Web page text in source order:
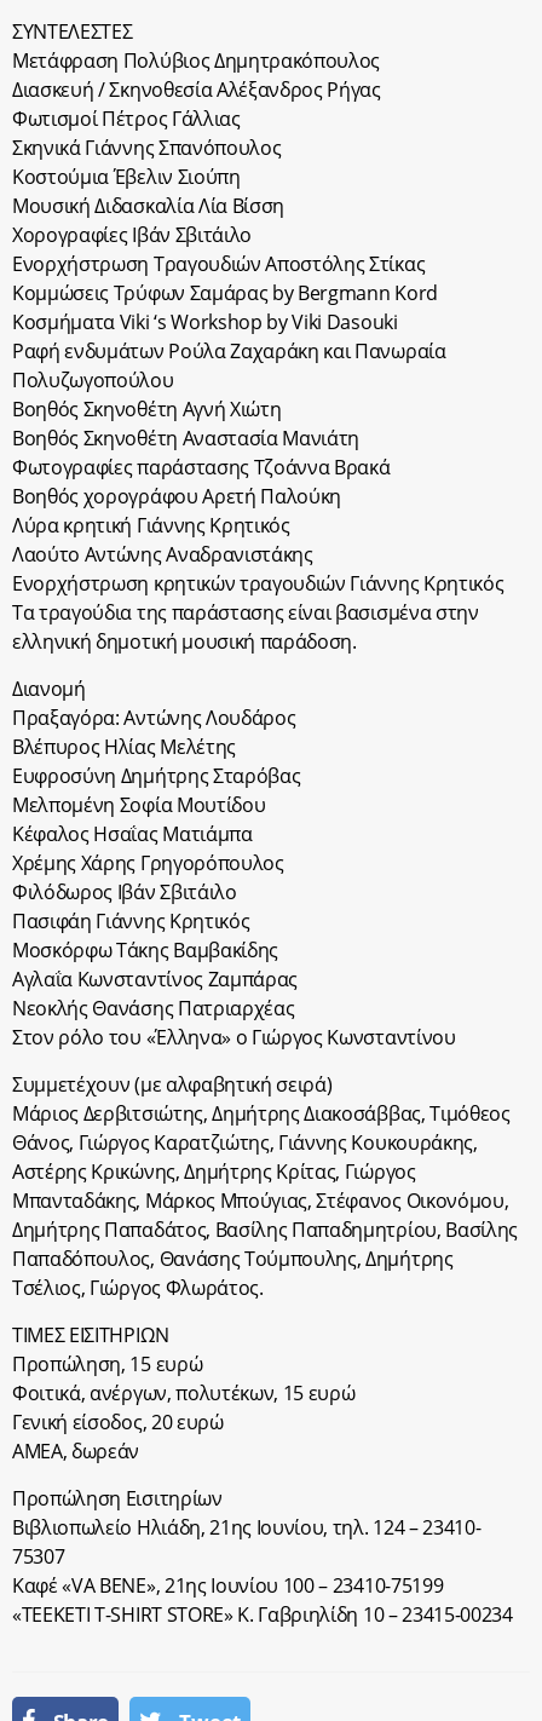
ΣΥΝΤΕΛΕΣΤΕΣ
Μετάφραση Πολύβιος Δημητρακόπουλος
Διασκευή / Σκηνοθεσία Αλέξανδρος Ρήγας
Φωτισμοί Πέτρος Γάλλιας
Σκηνικά Γιάννης Σπανόπουλος
Κοστούμια Έβελιν Σιούπη
Μουσική Διδασκαλία Λία Βίσση
Χορογραφίες Ιβάν Σβιτάιλο
Ενορχήστρωση Τραγουδιών Αποστόλης Στίκας
Κομμώσεις Τρύφων Σαμάρας by Bergmann Kord
Κοσμήματα Viki ‘s Workshop by Viki Dasouki
Ραφή ενδυμάτων Ρούλα Ζαχαράκη και Πανωραία
Πολυζωγοπούλου
Βοηθός Σκηνοθέτη Αγνή Χιώτη
Βοηθός Σκηνοθέτη Αναστασία Μανιάτη
Φωτογραφίες παράστασης Τζοάννα Βρακά
Βοηθός χορογράφου Αρετή Παλούκη
Λύρα κρητική Γιάννης Κρητικός
Λαούτο Αντώνης Αναδρανιστάκης
Ενορχήστρωση κρητικών τραγουδιών Γιάννης Κρητικός
Τα τραγούδια της παράστασης είναι βασισμένα στην
ελληνική δημοτική μουσική παράδοση.
Διανομή
Πραξαγόρα: Αντώνης Λουδάρος
Βλέπυρος Ηλίας Μελέτης
Ευφροσύνη Δημήτρης Σταρόβας
Μελπομένη Σοφία Μουτίδου
Κέφαλος Ησαΐας Ματιάμπα
Χρέμης Χάρης Γρηγορόπουλος
Φιλόδωρος Ιβάν Σβιτάιλο
Πασιφάη Γιάννης Κρητικός
Μοσκόρφω Τάκης Βαμβακίδης
Αγλαΐα Κωνσταντίνος Ζαμπάρας
Νεοκλής Θανάσης Πατριαρχέας
Στον ρόλο του «Έλληνα» ο Γιώργος Κωνσταντίνου
Συμμετέχουν (με αλφαβητική σειρά)
Μάριος Δερβιτσιώτης, Δημήτρης Διακοσάββας, Τιμόθεος
Θάνος, Γιώργος Καρατζιώτης, Γιάννης Κουκουράκης,
Αστέρης Κρικώνης, Δημήτρης Κρίτας, Γιώργος
Μπανταδάκης, Μάρκος Μπούγιας, Στέφανος Οικονόμου,
Δημήτρης Παπαδάτος, Βασίλης Παπαδημητρίου, Βασίλης
Παπαδόπουλος, Θανάσης Τούμπουλης, Δημήτρης
Τσέλιος, Γιώργος Φλωράτος.
ΤΙΜΕΣ ΕΙΣΙΤΗΡΙΩΝ
Προπώληση, 15 ευρώ
Φοιτικά, ανέργων, πολυτέκων, 15 ευρώ
Γενική είσοδος, 20 ευρώ
ΑΜΕΑ, δωρεάν
Προπώληση Εισιτηρίων
Βιβλιοπωλείο Ηλιάδη, 21ης Ιουνίου, τηλ. 124 – 23410-
75307
Καφέ «VA BENE», 21ης Ιουνίου 100 – 23410-75199
«TEEKETI T-SHIRT STORE» Κ. Γαβριηλίδη 10 – 23415-00234